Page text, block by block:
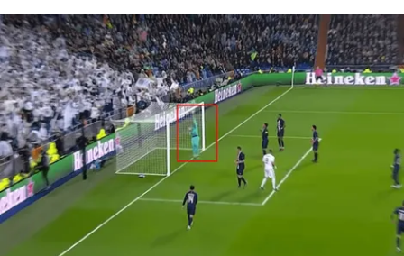
Fútbol Centroamérica, al igual que Futbol Sites, es
una compañía perteneciente a Better Collective.
Todos los derechos reservados.